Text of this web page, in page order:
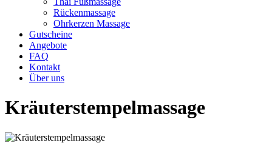
Rückenmassage
Ohrkerzen Massage
Gutscheine
Angebote
FAQ
Kontakt
Über uns
Kräuterstempelmassage